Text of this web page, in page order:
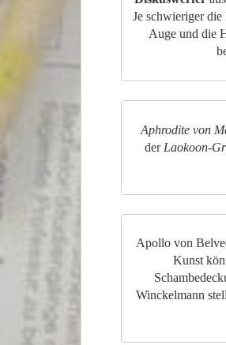
Je schwieriger
Auge und die
Aphrodite von
der Laokoon-
Apollo von
Kunst
Winckelmann